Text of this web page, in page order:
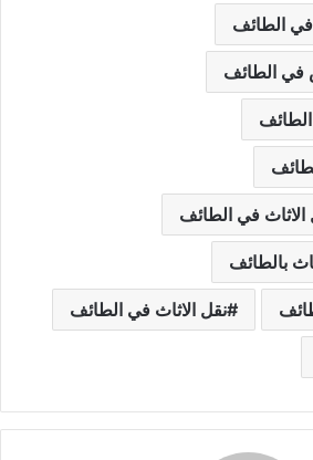
الطائف
في الطائف
في الطائف
بالطائف
نقل الاثاث في الطائف